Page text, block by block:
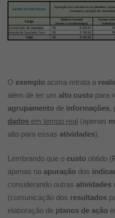
O exemplo acima retrata a
além de ter um alto custo para
agrupamento de informações,
dados em tempo real (apenas
alto para essas atividades).
Lembrando que o custo obtido (
apenas na apuração dos
considerando outras atividades
(comunicação dos resultados
elaboração de planos de ação